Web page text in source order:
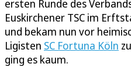
ersten Runde des
Euskirchener TSC im
und bekam nun vor
Ligisten SC Fortuna Köln
ging es kaum.